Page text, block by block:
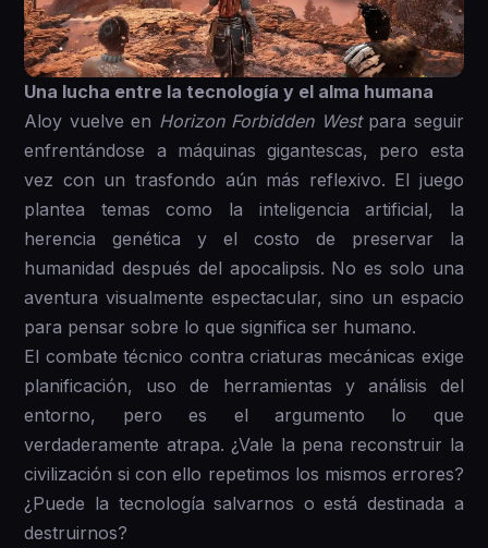
Una lucha entre la tecnología y el alma humana
Aloy vuelve en Horizon Forbidden Westpara seguir
enfrentándose a máquinas gigantescas, pero esta
vez con un trasfondo aún más reflexivo. El juego
plantea temas como la inteligencia artificial, la
herencia genética y el costo de preservar la
humanidad después del apocalipsis. No es solo una
aventura visualmente espectacular, sino un espacio
para pensar sobre lo que significa ser humano.
El combate técnico contra criaturas mecánicas exige
planificación, uso de herramientas y análisis del
entorno, pero es el argumento lo que
verdaderamente atrapa. ¿Vale la pena reconstruir la
civilización si con ello repetimos los mismos errores?
¿Puede la tecnología salvarnos o está destinada a
destruirnos?